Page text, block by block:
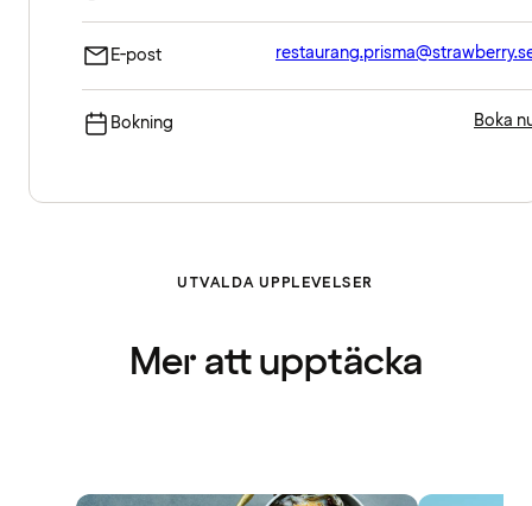
E-post
Bokning Boka
UTVALDA UPPLEVELSER
Mer att upptäcka